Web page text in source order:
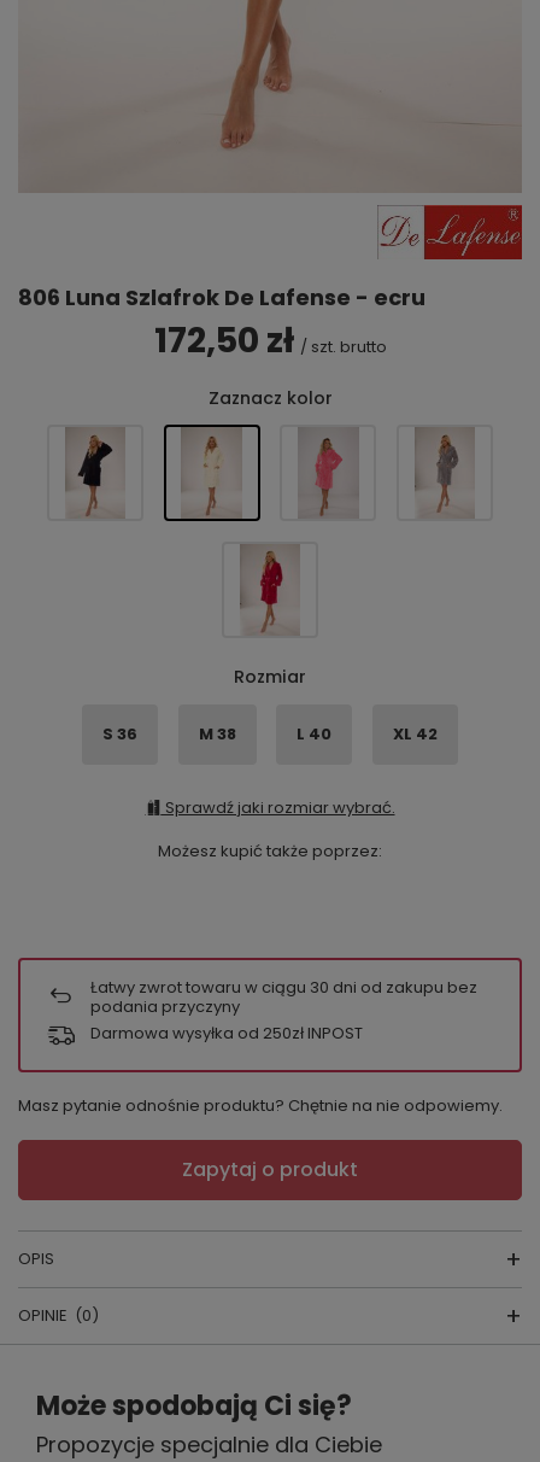
806 Luna Szlafrok De Lafense - ecru
172,50 zł / szt. brutto
Zaznacz kolor
Rozmiar
S 36 M 38 L 40 XL 42
Sprawdź jaki rozmiar wybrać.
Możesz kupić także poprzez:
Łatwy zwrot towaru w ciągu 30 dni od zakupu bez
podania przyczyny
Darmowa wysyłka od 250zł INPOST
Masz pytanie odnośnie produktu? Chętnie na nie odpowiemy.
Zapytaj o produkt
OPIS
SZLAFROK LUNA 806
kolor: WIDOCZNE PONIŻEJ
producent: FOREX
kraj produkcji:POLSKA
OPINIE (0)
Napisz swoją opinię
Twoja ocena:
Może spodobają Ci się?
Propozycje specjalnie dla Ciebie